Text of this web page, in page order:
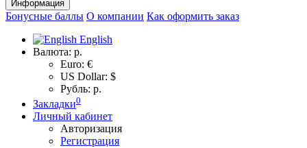
Информация
Бонусные баллы О компании Как оформить заказ
English
Валюта: р.
Euro: €
US Dollar: $
Рубль: р.
Закладки0
Личный кабинет
Авторизация
Регистрация